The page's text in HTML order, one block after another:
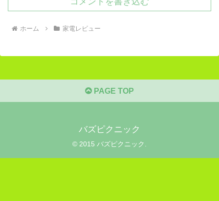
ホーム 家電レビュー
PAGE TOP
バズピクニック
© 2015 バズピクニック.